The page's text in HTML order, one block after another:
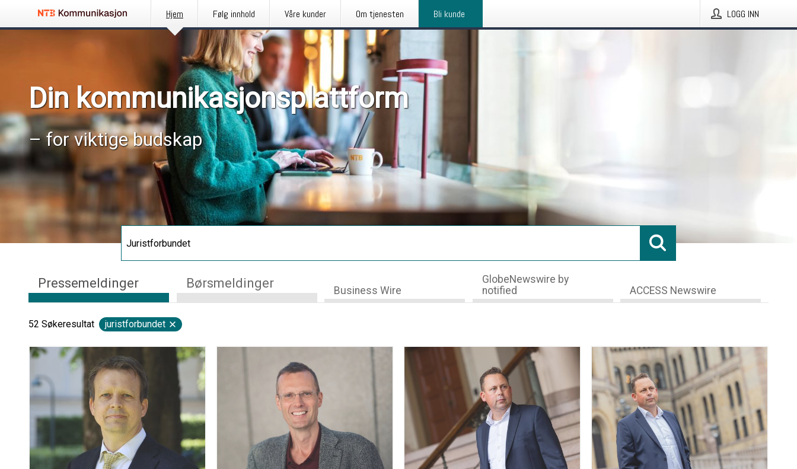
Hjem Følg innhold Våre kunder Om tjenesten Bli kunde LOGG INN
Din kommunikasjonsplattform
– for viktige budskap
Pressemeldinger Børsmeldinger Business Wire
GlobeNewswire by
notified
ACCESS Newswire
52 Søkeresultat juristforbundet